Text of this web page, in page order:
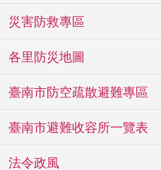
災害防救專區
各里防災地圖
臺南市防空疏散避難專區
臺南市避難收容所一覽表
法令政風